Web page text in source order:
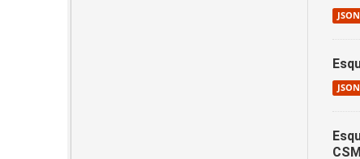
JSON
JSON